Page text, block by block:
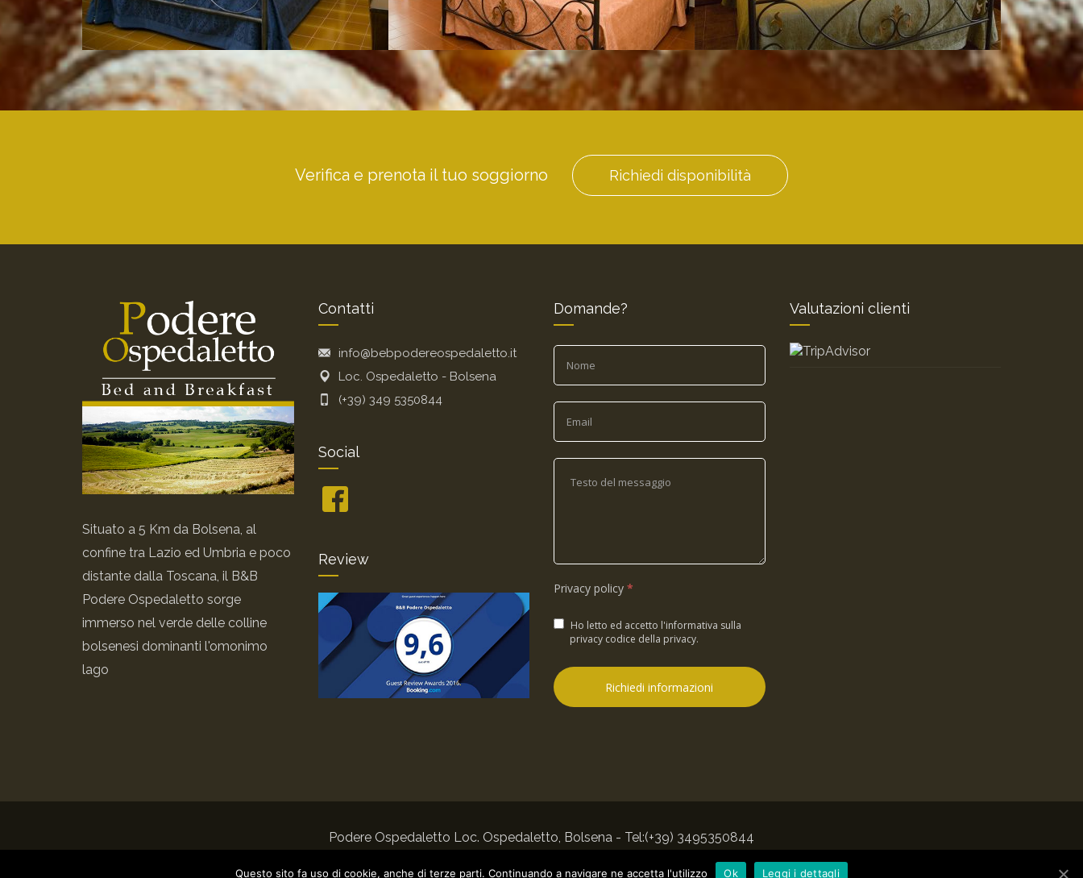
Verifica e prenota il tuo soggiorno Richiedi disponibilità
Situato a 5 Km da Bolsena, al
confine tra Lazio ed Umbria e poco
distante dalla Toscana, il B&B
Podere Ospedaletto sorge
immerso nel verde delle colline
bolsenesi dominanti l'omonimo
lago
Contatti
info@bebpodereospedaletto.it
Loc. Ospedaletto - Bolsena
(+39) 349 5350844
Social
Review
Domande?
Privacy policy *
Ho letto ed accetto l'informativa sulla
privacy codice della privacy.
Valutazioni clienti
Podere Ospedaletto Loc. Ospedaletto, Bolsena - Tel:(+39) 3495350844
Questo sito fa uso di cookie, anche di terze parti. Continuando a navigare ne accetta l'utilizzo Ok Leggi i dettagli